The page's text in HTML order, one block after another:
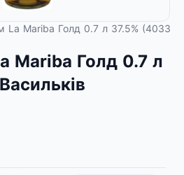
La Mariba Голд 0.7 л 37.5%
Mariba Голд 0.7 л